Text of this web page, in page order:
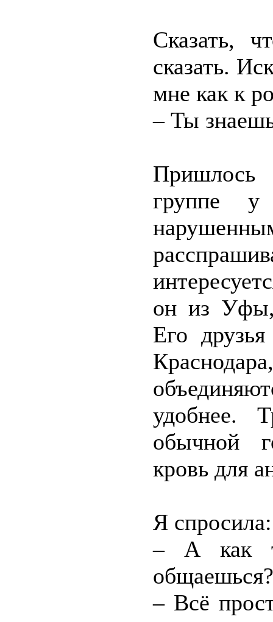
Сказать,
сказать.
мне как к
– Ты
Пришлось
группе
он из Уфы,
Его
удобнее.
обычной
кровь для
Я спросила:
– А как
общаешься?
– Всё